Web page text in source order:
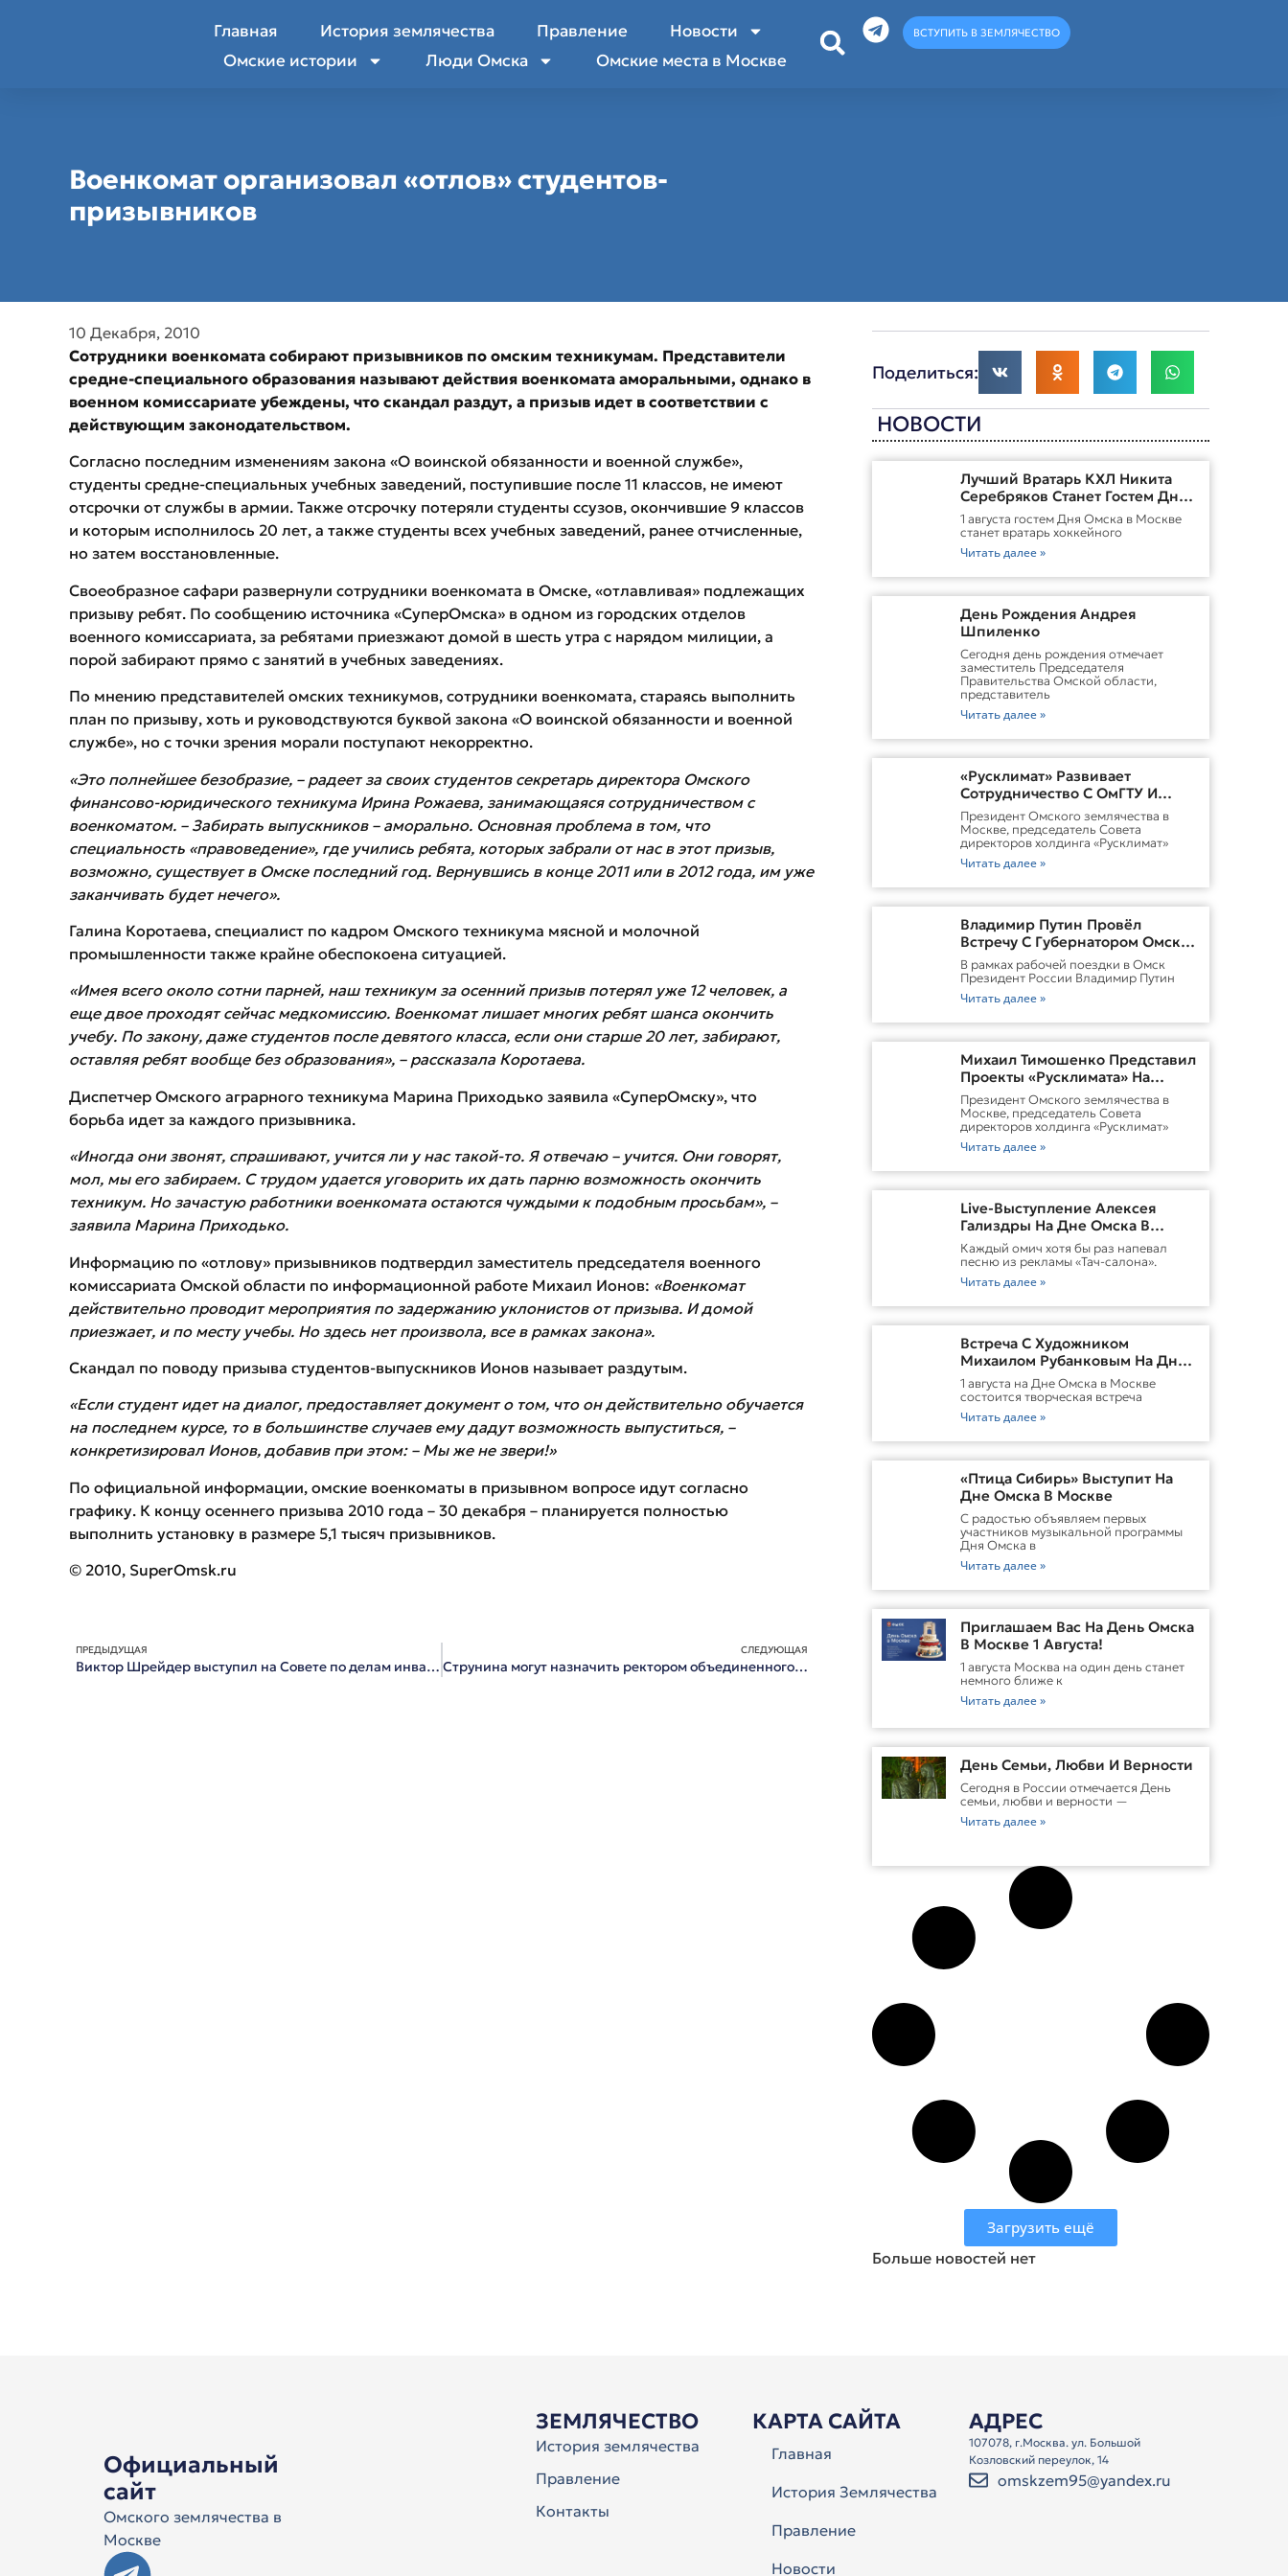
Главная История землячества Правление
Новости
Омские истории
Люди Омска Омские места в Москве
ВСТУПИТЬ В ЗЕМЛЯЧЕСТВО
Военкомат организовал «отлов» студентов-
призывников
10 Декабря, 2010
Сотрудники военкомата собирают призывников по омским техникумам. Представители
средне-специального образования называют действия военкомата аморальными, однако в
военном комиссариате убеждены, что скандал раздут, а призыв идет в соответствии с
действующим законодательством.
Согласно последним изменениям закона «О воинской обязанности и военной службе»,
студенты средне-специальных учебных заведений, поступившие после 11 классов, не имеют
отсрочки от службы в армии. Также отсрочку потеряли студенты ссузов, окончившие 9 классов
и которым исполнилось 20 лет, а также студенты всех учебных заведений, ранее отчисленные,
но затем восстановленные.
Своеобразное сафари развернули сотрудники военкомата в Омске, «отлавливая» подлежащих
призыву ребят. По сообщению источника «СуперОмска» в одном из городских отделов
военного комиссариата, за ребятами приезжают домой в шесть утра с нарядом милиции, а
порой забирают прямо с занятий в учебных заведениях.
По мнению представителей омских техникумов, сотрудники военкомата, стараясь выполнить
план по призыву, хоть и руководствуются буквой закона «О воинской обязанности и военной
службе», но с точки зрения морали поступают некорректно.
«Это полнейшее безобразие, – радеет за своих студентов секретарь директора Омского
финансово-юридического техникума Ирина Рожаева, занимающаяся сотрудничеством с
военкоматом. – Забирать выпускников – аморально. Основная проблема в том, что
специальность «правоведение», где учились ребята, которых забрали от нас в этот призыв,
возможно, существует в Омске последний год. Вернувшись в конце 2011 или в 2012 года, им уже
заканчивать будет нечего».
Галина Коротаева, специалист по кадром Омского техникума мясной и молочной
промышленности также крайне обеспокоена ситуацией.
«Имея всего около сотни парней, наш техникум за осенний призыв потерял уже 12 человек, а
еще двое проходят сейчас медкомиссию. Военкомат лишает многих ребят шанса окончить
учебу. По закону, даже студентов после девятого класса, если они старше 20 лет, забирают,
оставляя ребят вообще без образования», – рассказала Коротаева.
Диспетчер Омского аграрного техникума Марина Приходько заявила «СуперОмску», что
борьба идет за каждого призывника.
«Иногда они звонят, спрашивают, учится ли у нас такой-то. Я отвечаю – учится. Они говорят,
мол, мы его забираем. С трудом удается уговорить их дать парню возможность окончить
техникум. Но зачастую работники военкомата остаются чуждыми к подобным просьбам», –
заявила Марина Приходько.
Информацию по «отлову» призывников подтвердил заместитель председателя военного
комиссариата Омской области по информационной работе Михаил Ионов: «Военкомат
действительно проводит мероприятия по задержанию уклонистов от призыва. И домой
приезжает, и по месту учебы. Но здесь нет произвола, все в рамках закона».
Скандал по поводу призыва студентов-выпускников Ионов называет раздутым.
«Если студент идет на диалог, предоставляет документ о том, что он действительно обучается
на последнем курсе, то в большинстве случаев ему дадут возможность выпуститься, –
конкретизировал Ионов, добавив при этом: – Мы же не звери!»
По официальной информации, омские военкоматы в призывном вопросе идут согласно
графику. К концу осеннего призыва 2010 года – 30 декабря – планируется полностью
выполнить установку в размере 5,1 тысяч призывников.
© 2010, SuperOmsk.ru
ПРЕДЫДУЩАЯ
Виктор Шрейдер выступил на Совете по делам инвалидов при президенте России
СЛЕДУЮЩАЯ
Струнина могут назначить ректором объединенного университета до конца года
Поделиться:
НОВОСТИ
Лучший Вратарь КХЛ Никита
Серебряков Станет Гостем Дня
Омска В Москве
1 августа гостем Дня Омска в Москве
станет вратарь хоккейного
Читать далее »
День Рождения Андрея
Шпиленко
Cегодня день рождения отмечает
заместитель Председателя
Правительства Омской области,
представитель
Читать далее »
«Русклимат» Развивает
Сотрудничество С ОмГТУ И
Участвует В Обновлении
Городской Среды Омска
Президент Омского землячества в
Москве, председатель Совета
директоров холдинга «Русклимат»
Читать далее »
Владимир Путин Провёл
Встречу С Губернатором Омской
Области Виталием
ХоценкоИсточник
В рамках рабочей поездки в Омск
Президент России Владимир Путин
Читать далее »
Михаил Тимошенко Представил
Проекты «Русклимата» На
Форуме России И Казахстана
Президент Омского землячества в
Москве, председатель Совета
директоров холдинга «Русклимат»
Читать далее »
Live-Выступление Алексея
Гализдры На Дне Омска В
Москве
Каждый омич хотя бы раз напевал
песню из рекламы «Тач-салона».
Читать далее »
Встреча С Художником
Михаилом Рубанковым На Дне
Омска В Москве
1 августа на Дне Омска в Москве
состоится творческая встреча
Читать далее »
«Птица Сибирь» Выступит На
Дне Омска В Москве
С радостью объявляем первых
участников музыкальной программы
Дня Омска в
Читать далее »
Приглашаем Вас На День Омска
В Москве 1 Августа!
1 августа Москва на один день станет
немного ближе к
Читать далее »
День Семьи, Любви И Верности
Сегодня в России отмечается День
семьи, любви и верности —
Читать далее »
Загрузить ещё
Больше новостей нет
Официальный
сайт
Омского землячества в
Москве
ЗЕМЛЯЧЕСТВО
История землячества
Правление
Контакты
КАРТА САЙТА
Главная
История Землячества
Правление
Новости
АДРЕС
107078, г.Москва. ул. Большой
Козловский переулок, 14
omskzem95@yandex.ru